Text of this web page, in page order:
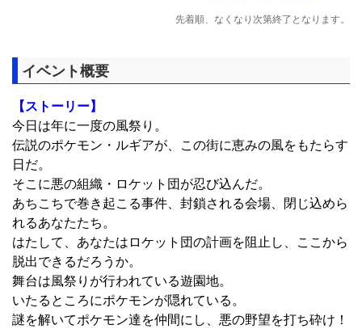
先着順、なくなり次第終了となります。
イベント概要
【ストーリー】
今日は年に一度の風祭り。
伝説のポケモン・ルギアが、この街に恵みの風をもたらす
日だ。
そこに悪の組織・ロケット団が忍び込んだ。
あちこちで巻き起こる事件、封鎖される会場、閉じ込めら
れるあなたたち。
はたして、あなたはロケット団の計画を阻止し、ここから
脱出できるだろうか。
舞台は風祭りが行われている遊園地。
いたるところにポケモンが隠れている。
謎を解いてポケモン達を仲間にし、悪の野望を打ち砕け！